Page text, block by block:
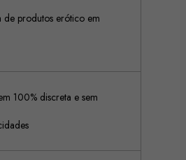
de produtos erótico em
100% discreta e sem